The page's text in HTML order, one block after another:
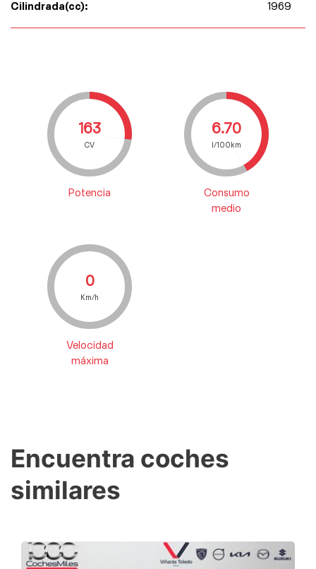
Cilindrada(cc): 1969
163
CV
Potencia
6.70
l/100km
Consumo
medio
0
Km/h
Velocidad
máxima
Encuentra coches
similares